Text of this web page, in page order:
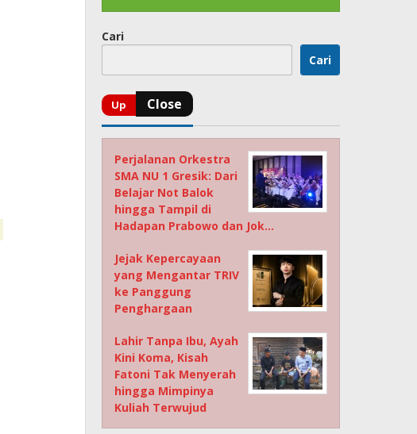
Cari
Cari
Perjalanan Orkestra
SMA NU 1 Gresik: Dari
Belajar Not Balok
hingga Tampil di
Hadapan Prabowo dan Jok…
Jejak Kepercayaan
yang Mengantar TRIV
ke Panggung
Penghargaan
Lahir Tanpa Ibu, Ayah
Kini Koma, Kisah
Fatoni Tak Menyerah
hingga Mimpinya
Kuliah Terwujud